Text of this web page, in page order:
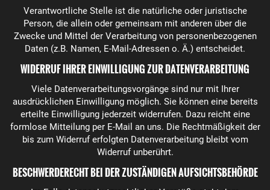
Verantwortliche Stelle ist die natürliche oder juristische
Person, die allein oder gemeinsam mit anderen über die
Zwecke und Mittel der Verarbeitung von personenbezogenen
Daten (z.B. Namen, E-Mail-Adressen o. Ä.) entscheidet.
WIDERRUF IHRER EINWILLIGUNG ZUR DATENVERARBEITUNG
Viele Datenverarbeitungsvorgänge sind nur mit Ihrer
ausdrücklichen Einwilligung möglich. Sie können eine bereits
erteilte Einwilligung jederzeit widerrufen. Dazu reicht eine
formlose Mitteilung per E-Mail an uns. Die Rechtmäßigkeit der
bis zum Widerruf erfolgten Datenverarbeitung bleibt vom
Widerruf unberührt.
BESCHWERDERECHT BEI DER ZUSTÄNDIGEN AUFSICHTSBEHÖRDE